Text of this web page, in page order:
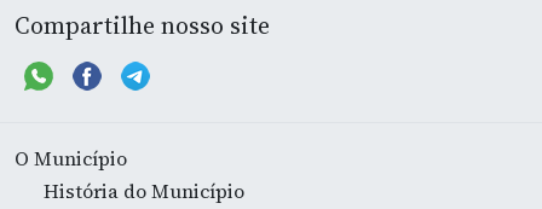
Compartilhe nosso site
O Município
História do Município